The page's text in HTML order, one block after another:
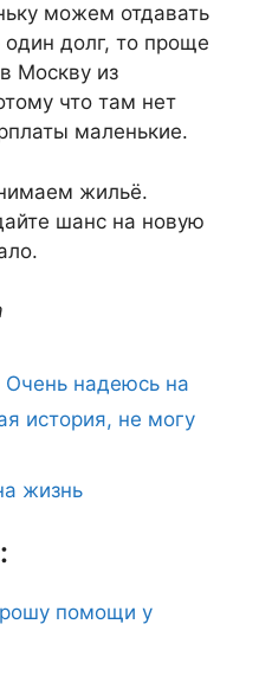
можем отдавать
один долг, то проще
Москву из
что там нет
маленькие.
жильё.
шанс на новую
надеюсь на
история, не могу
жизнь
помощи у